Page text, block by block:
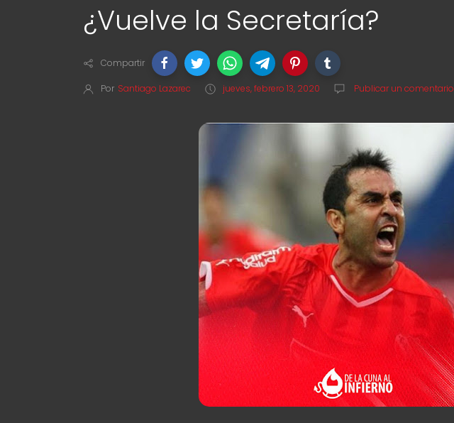
¿Vuelve la Secretaría?
Compartir
Por Santiago Lazarec jueves, febrero 13, 2020 Publicar un comentario